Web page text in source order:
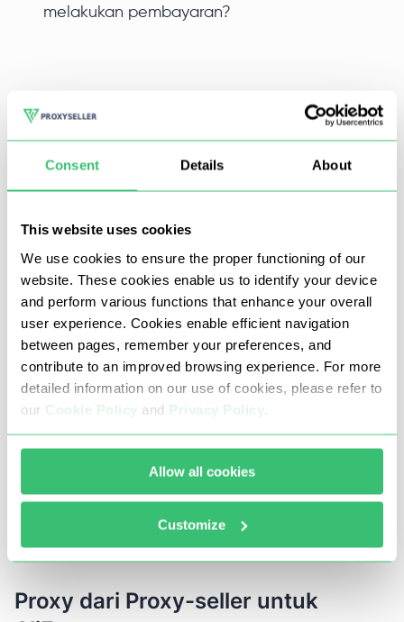
Consent Details About
This website uses cookies
We use cookies to ensure the proper functioning of our
website. These cookies enable us to identify your device
and perform various functions that enhance your overall
user experience. Cookies enable efficient navigation
between pages, remember your preferences, and
contribute to an improved browsing experience. For more
detailed information on our use of cookies, please refer to
our Cookie Policy and Privacy Policy
Allow all cookies
Customize
melakukan pembayaran?
AliExpress adalah toko online Cina yang sangat populer
tempat Anda bisa menjual dan membeli berbagai
macam barang dengan harga terjangkau. Penjual selalu
banyak lelang untuk barang eksklusif.
Menggunakan server proxy di AliExpress memungkinkan
Anda untuk melakukan banyak tindakan yang berguna:
Melewati (bypass) pemblokiran regional, pilih GEO
yang tersedia untuk menerima diskon;
Membuat beberapa akun dari satu perangkat;
Membuat dan mengelola jumlah toko yang
Menggunakan bot khusus untuk pembelian dan lelang
otomatis;
Mengumpulkan data dengan aman.
Proxy dari Proxy-seller untuk